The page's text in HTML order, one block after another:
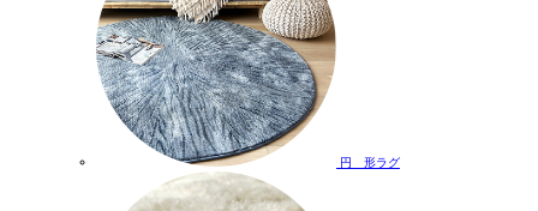
円 形ラグ